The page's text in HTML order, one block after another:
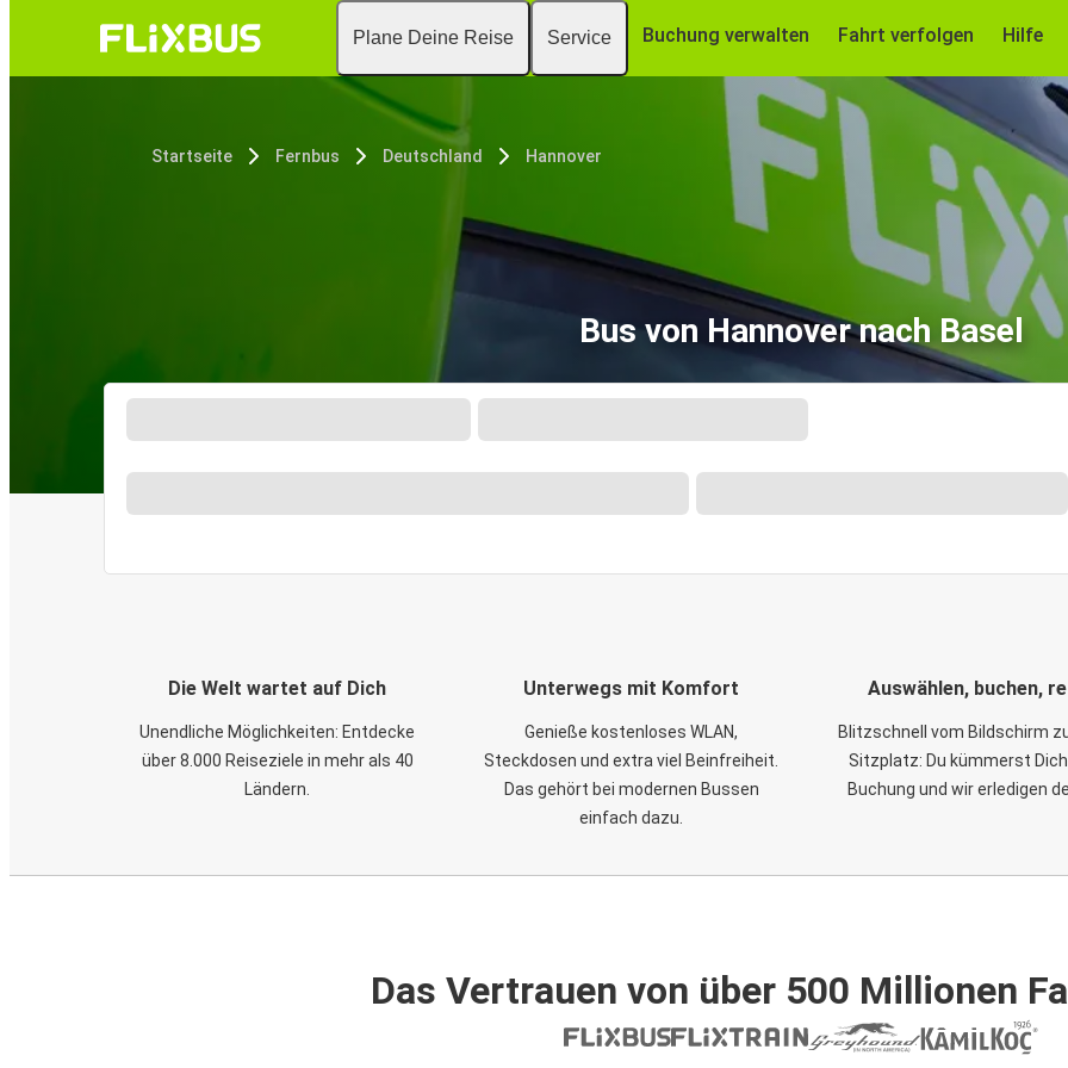
Plane Deine Reise Service Buchung verwalten Fahrt verfolgen Hilfe
Startseite Fernbus Deutschland Hannover
Bus von Hannover nach Basel
Die Welt wartet auf Dich
Unendliche Möglichkeiten: Entdecke
über 8.000 Reiseziele in mehr als 40
Ländern.
Unterwegs mit Komfort
Genieße kostenloses WLAN,
Steckdosen und extra viel Beinfreiheit.
Das gehört bei modernen Bussen
einfach dazu.
Auswählen, buchen,
Blitzschnell vom Bildschirm
Sitzplatz: Du kümmerst
Buchung und wir erledigen
Das Vertrauen von über 500 Millionen